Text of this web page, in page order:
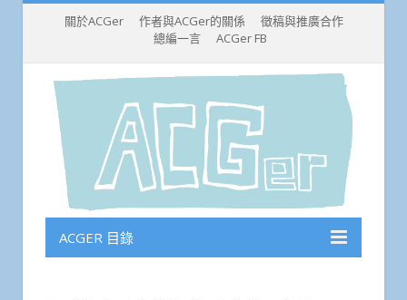
關於ACGer 作者與ACGer的關係
徵稿與推廣合作
總編一言
ACGer FB
ACGER 目錄